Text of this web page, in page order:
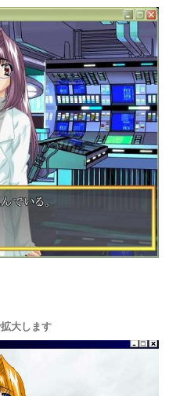
大します